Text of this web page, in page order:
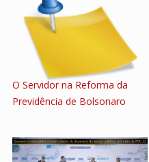
O Servidor na Reforma da
Previdência de Bolsonaro